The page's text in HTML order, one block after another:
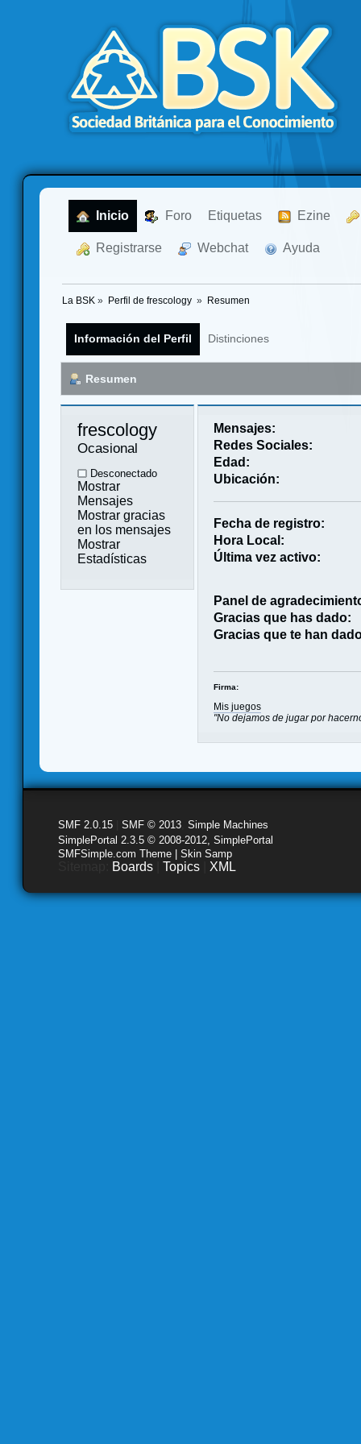
Inicio Foro Etiquetas Ezine
Registrarse Webchat Ayuda
La BSK » Perfil de frescology » Resumen
Información del Perfil Distinciones
Resumen
frescology
Ocasional
Desconectado
Mostrar
Mensajes
Mostrar gracias
en los mensajes
Mostrar
Estadísticas
Mensajes:
Redes Sociales:
Edad:
Ubicación:
Fecha de registro:
Hora Local:
Última vez activo:
Panel de
Gracias que has dado:
Gracias que te han
Firma:
Mis juegos
"No dejamos de jugar por
SMF 2.0.15 SMF © 2013 Simple Machines
SimplePortal 2.3.5 © 2008-2012, SimplePortal
SMFSimple.com Theme | Skin Samp
Boards Topics XML